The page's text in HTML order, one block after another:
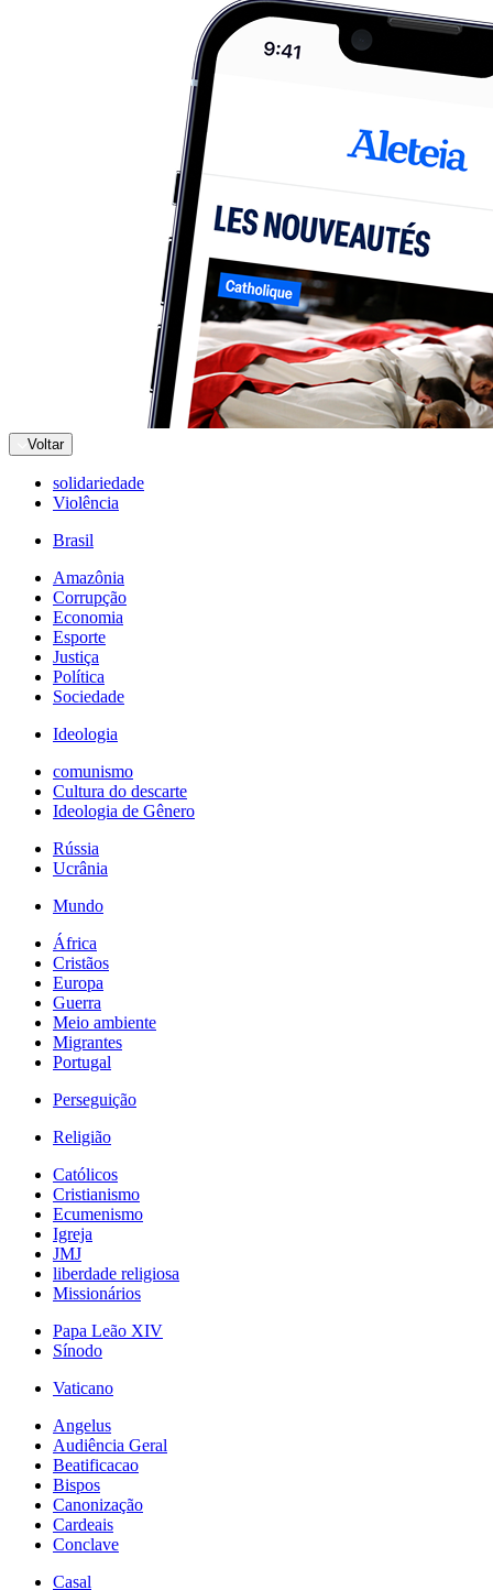
Voltar
solidariedade
Violência
Brasil
Amazônia
Corrupção
Economia
Esporte
Justiça
Política
Sociedade
Ideologia
comunismo
Cultura do descarte
Ideologia de Gênero
Rússia
Ucrânia
Mundo
África
Cristãos
Europa
Guerra
Meio ambiente
Migrantes
Portugal
Perseguição
Religião
Católicos
Cristianismo
Ecumenismo
Igreja
JMJ
liberdade religiosa
Missionários
Papa Leão XIV
Sínodo
Vaticano
Angelus
Audiência Geral
Beatificacao
Bispos
Canonização
Cardeais
Conclave
Casal